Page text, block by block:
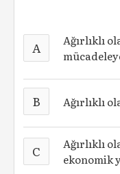
A
Ağırlıklı
B Ağırlıklı
C
Ağırlıklı
ekonomik